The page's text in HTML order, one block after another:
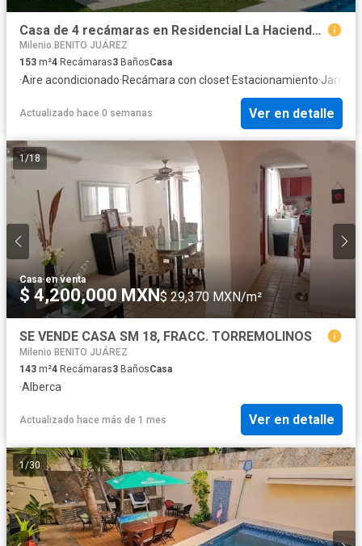
Casa de 4 recámaras en Residencial La Hacienda Cancún
Milenio BENITO JUÁREZ
153 m²4 Recámaras3 BañosCasa
·Aire acondicionado·Recámara con closet·Estacionamiento·Jardín
Actualizado hace 0 semanas Ver en detalle
1/18
Casa·en venta
$ 4,200,000 MXN$ 29,370 MXN/m²
SE VENDE CASA SM 18, FRACC. TORREMOLINOS
Milenio BENITO JUÁREZ
143 m²4 Recámaras3 BañosCasa
·Alberca
Actualizado hace más de 1 mes Ver en detalle
1/30